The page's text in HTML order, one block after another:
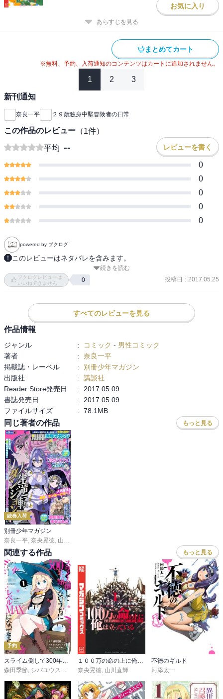
お気に入り
あらすじを見る
まとめてカート
※無料、予約、入荷通知のコンテンツはカートに追加されません。
1 2 3
新刊通知
奈良一平 ２９歳独身中堅冒険者の日常
この作品のレビュー （1件）
平均 -- レビューを書く
0
0
0
0
0
powered by ブクログ
このレビューはネタバレを含みます。
なんだか絵が整ってきてる。
そしてこの巻はちょっと短絡的な感じがする。
ジメが行動する、みたいな場面が少なく、普通の異世界の物語にな
ってる感じ。
ハジメの性格のワイルドさが出まくり。
たしかに睡眠時の攻撃はダメージ３倍だけど、討伐しか頭にないっ
てのがもうね。
討伐という選択肢が間違いだとは思わないけど、討伐しなかった場
合のリスクを語ってないから単に面倒臭いからってだけに見えちゃ
うんだよね。
下手に知能のある相手だと、むしろ討伐する方が後々禍根を残して
危険になる場合だってあろうに。
他にも、せっかく芸まで教えて他に使い道もありそうだったのに目
先の飢えを凌ぐために食料にしちゃうとかね。
でも、それをしなかったらハジメは今頃は共同墓地の一員だったの
かもしれないんだろうね。
いも虫も結局潰れちゃったみたいだし、コミカルに見えて意外と殺
伐とした描写が目立つ巻だった。
そしてオリーヴさんが可愛い。
ナタリーちゃんにも香水をお土産にしてあげれば良かったのに。
こんな田舎で地味な自分が香水なんて付けたって・・・なんて独り
言つぶやきながら実は内心浮かれちゃってたりしてな！
アニャちゃんにも香水を買ってあげて本人も自覚してなかった乙女
心を発芽させて・・・捗りますな！
「頑張れば誰だってできる仕事」っていうのは、裏を返すと頑張れ
ない人にはできない仕事なんだよね。
そして、その頑張るってのが実はハードルが高い。
だから、それを頑張れるリルイは、それだけでもう立派な冒険者な
んだよね。
続きを読む
ブクログレビューは
いいねできません
0 投稿日 : 2017.05.25
すべてのレビューを見る
作品情報
ジャンル : コミック - 男性コミック
著者
: 奈良一平
掲載誌・レーベル
:
別冊少年マガジン
出版社
: 講談社
Reader Store発売日
:
2017.05.09
書誌発売日
:
2017.05.09
ファイルサイズ
: 78.1MB
同じ著者の作品 もっと見る
続巻入荷
別冊少年マガジン
奈良一平, 奈央晃徳, 山川直輝
関連する作品 もっと見る
予約
森田季節 シバユウスケ 紅緒奈央晃徳 山川直輝
不徳のギルド
河添太一